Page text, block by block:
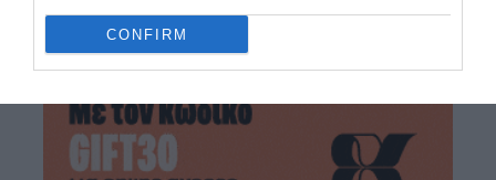
CONFIRM